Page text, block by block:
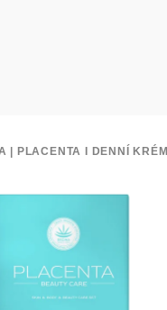
| PLACENTA I DENNÍ